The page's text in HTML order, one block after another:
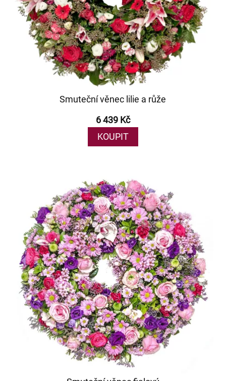
Smuteční věnec lilie a růže
6 439 Kč
KOUPIT